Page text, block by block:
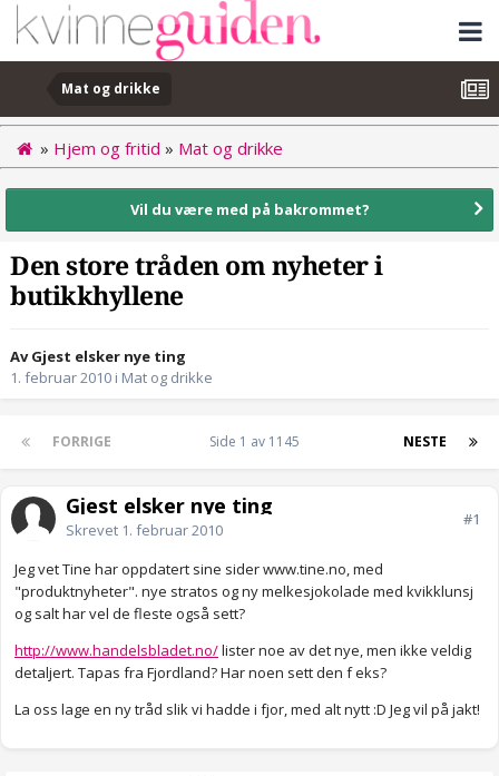
Mat og drikke
» Hjem og fritid » Mat og drikke
Vil du være med på bakrommet?
Den store tråden om nyheter i
butikkhyllene
Av Gjest elsker nye ting
1. februar 2010 i Mat og drikke
FORRIGE NESTE
Side 1 av 1145
Gjest elsker nye ting
Skrevet 1. februar 2010
#1
Jeg vet Tine har oppdatert sine sider www.tine.no, med
"produktnyheter". nye stratos og ny melkesjokolade med kvikklunsj
og salt har vel de fleste også sett?
http://www.handelsbladet.no/lister noe av det nye, men ikke veldig
detaljert. Tapas fra Fjordland? Har noen sett den f eks?
La oss lage en ny tråd slik vi hadde i fjor, med alt nytt :D Jeg vil på jakt!